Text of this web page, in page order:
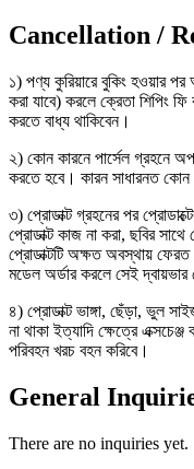
Cancellation /
১) পণ্য কুরিয়ারে বুকিং হওয়ার পর
করা যাবে) করলে ক্রেতা শিপিং ফি
করতে বাধ্য থাকিবেন।
২) কোন কারনে পার্সেল গ্রহনে
করতে হবে। কারন সাধারনত কোন
৩) প্রোডাক্ট গ্রহনের পর
প্রোডাক্ট কাজ না করা, ছবির
প্রোডাক্টটি অক্ষত অবস্থায়
মডেল অর্ডার করলে সেই দ্বায়ভার
৪) প্রোডাক্ট ভাঙ্গা, ছেঁড়া, ভুল
না থাকা ইত্যাদি ক্ষেত্রে
পরিবহন খরচ বহন করিবে।
General
There are no inquiries yet.